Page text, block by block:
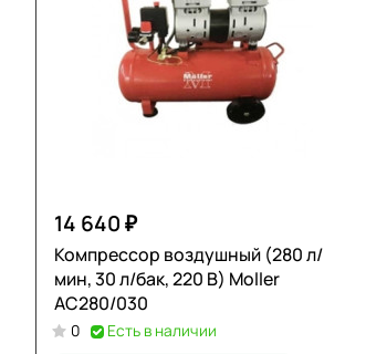
14 640 ₽
Компрессор воздушный (280 л/
мин, 30 л/бак, 220 В) Moller
AC280/030
0 Есть в наличии